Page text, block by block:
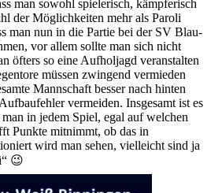
man sowohl spielerisch, kämpferisch
der Möglichkeiten mehr als Paroli
man nun in die Partie bei der SV Blau-
vor allem sollte man sich nicht
öfters so eine Aufholjagd veranstalten
müssen zwingend vermieden
Mannschaft besser nach hinten
vermeiden. Insgesamt ist es
in jedem Spiel, egal auf welchen
Punkte mitnimmt, ob das in
wird man sehen, vielleicht sind ja
😉